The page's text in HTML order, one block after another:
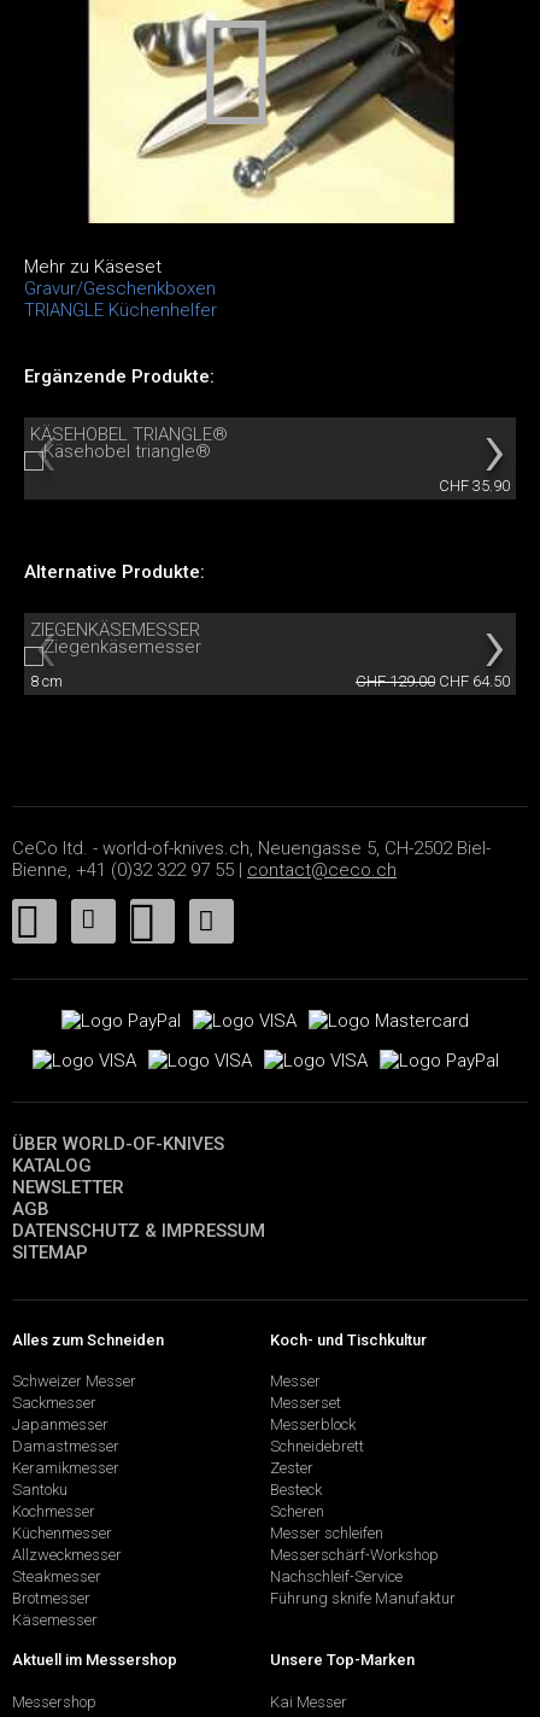
Mehr zu Käseset
Gravur/Geschenkboxen
TRIANGLE Küchenhelfer
Ergänzende Produkte:
KÄSEHOBEL TRIANGLE®
CHF 35.90
Alternative Produkte:
ZIEGENKÄSEMESSER
8 cm CHF 129.00 CHF 64.50
CeCo ltd. - world-of-knives.ch, Neuengasse 5, CH-2502 Biel-
Bienne, +41 (0)32 322 97 55 | contact@ceco.ch
ÜBER WORLD-OF-KNIVES
KATALOG
NEWSLETTER
AGB
DATENSCHUTZ & IMPRESSUM
SITEMAP
Alles zum Schneiden
Schweizer Messer
Sackmesser
Japanmesser
Damastmesser
Keramikmesser
Santoku
Kochmesser
Küchenmesser
Allzweckmesser
Steakmesser
Brotmesser
Käsemesser
Koch- und Tischkultur
Messer
Messerset
Messerblock
Schneidebrett
Zester
Besteck
Scheren
Messer schleifen
Messerschärf-Workshop
Nachschleif-Service
Führung sknife Manufaktur
Aktuell im Messershop
Messershop
Unsere Top-Marken
Kai Messer